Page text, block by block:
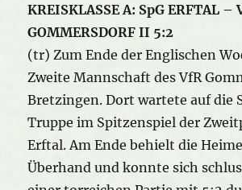
KREISKLASSE A: SpG ERFTAL –
GOMMERSDORF II 5:2
(tr) Zum Ende der Englischen
Zweite Mannschaft des VfR
Bretzingen. Dort wartete auf die
Truppe im Spitzenspiel der
Erftal. Am Ende behielt die
Überhand und konnte sich